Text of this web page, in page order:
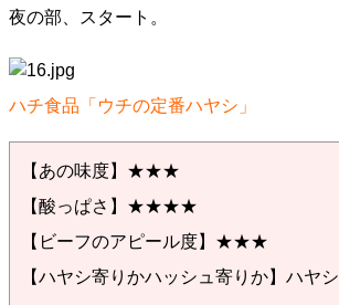
夜の部、スタート。
ハチ食品「ウチの定番ハヤシ」
【あの味度】★★★
【酸っぱさ】★★★★
【ビーフのアピール度】★★★
【ハヤシ寄りかハッシュ寄りか】ハヤシ